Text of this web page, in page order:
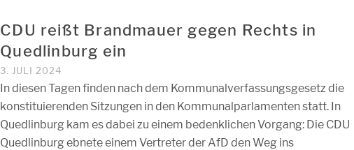
CDU reißt Brandmauer gegen Rechts in
Quedlinburg ein
3. JULI 2024
In diesen Tagen finden nach dem Kommunalverfassungsgesetz die
konstituierenden Sitzungen in den Kommunalparlamenten statt. In
Quedlinburg kam es dabei zu einem bedenklichen Vorgang: Die CDU
Quedlinburg ebnete einem Vertreter der AfD den Weg ins